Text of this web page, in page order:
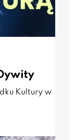
Kultury w